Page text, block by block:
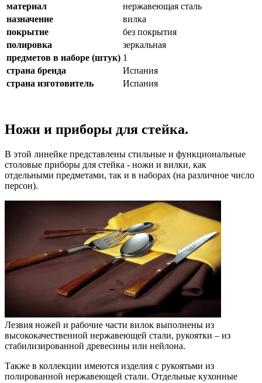
материал
нержавеющая сталь
назначение
вилка
покрытие
без покрытия
полировка
зеркальная
предметов в наборе (штук) 1
страна бренда
Испания
страна изготовитель
Испания
Ножи и приборы для стейка.
В этой линейке представлены стильные и функциональные
столовые приборы для стейка - ножи и вилки, как
отдельными предметами, так и в наборах (на различное число
персон).
Лезвия ножей и рабочие части вилок выполнены из
высококачественной нержавеющей стали, рукоятки – из
стабилизированной древесины или нейлона.
Также в коллекции имеются изделия с рукоятьми из
полированной нержавеющей стали. Отдельные кухонные